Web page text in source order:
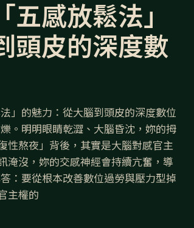
感放鬆法」
頭皮的深度數
」的魅力：從大腦到頭皮的深度數位
。明明眼睛乾澀、大腦昏沈，妳的拇
性熬夜」背後，其實是大腦對感官主
淹沒，妳的交感神經會持續亢奮，導
：要從根本改善數位過勞與壓力型掉
主權的